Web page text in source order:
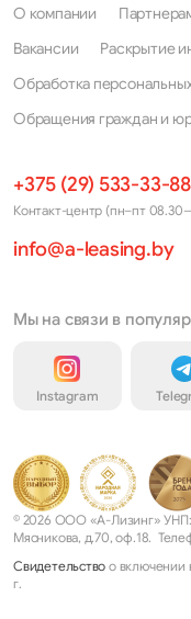
О компании
Вакансии
Раскрытие
Обработка
Обращения граждан и
+375 (29) 533-33-88
Контакт-центр (пн–пт
info@a-leasing.by
Мы на связи в
Instagram
© 2026 ООО «А-Лизинг» УНП:
Мясникова, д.70, оф.18.
Свидетельство о включении
г.